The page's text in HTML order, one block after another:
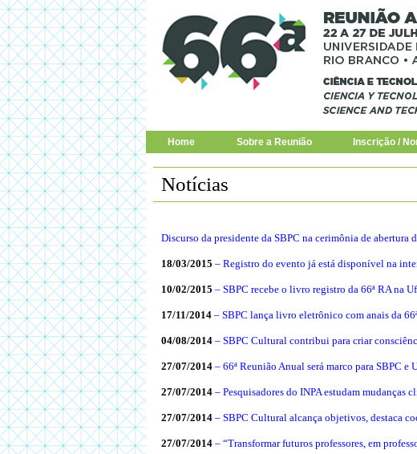
Home Sobre a Reunião Inscrição /
Notícias
Discurso da presidente da SBPC na cerimônia de abertura
18/03/2015 – Registro do evento já está disponível na
10/02/2015 – SBPC recebe o livro registro da 66ª RA na
17/11/2014 – SBPC lança livro eletrônico com anais da
04/08/2014 – SBPC Cultural contribui para criar
27/07/2014 – 66ª Reunião Anual será marco para SBPC e
27/07/2014 – Pesquisadores do INPA estudam mudanças
27/07/2014 – SBPC Cultural alcança objetivos, destaca
27/07/2014 – “Transformar futuros professores, em